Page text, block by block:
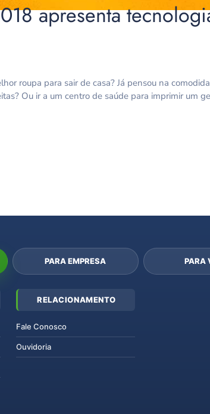
apresenta
roupa para sair de casa? Já pensou na
Ou ir a um centro de saúde para imprimir um
PARA EMPRESA PARA
RELACIONAMENTO
Fale Conosco
Ouvidoria